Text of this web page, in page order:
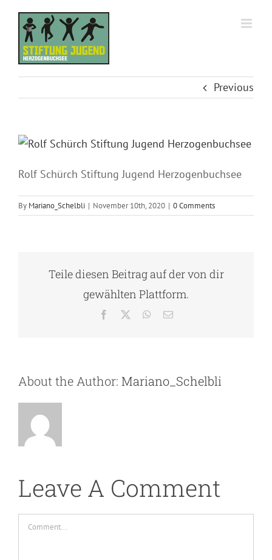
content
Previous
Rolf Schürch Stiftung Jugend Herzogenbuchsee
By Mariano_Schelbli | November 10th, 2020 | 0 Comments
Teile diesen Beitrag auf der von dir
gewählten Plattform.
Facebook WhatsApp
Email
About the Author: Mariano_Schelbli
Leave A Comment
Comment